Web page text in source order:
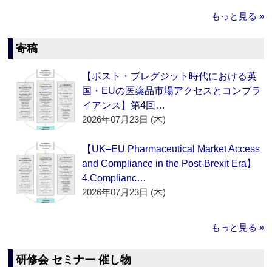
もっと見る »
寄稿
【ポスト・ブレグジット時代における英
国・EUの医薬品市場アクセスとコンプラ
イアンス】第4回…
2026年07月23日 (木)
【UK–EU Pharmaceutical Market Access
and Compliance in the Post-Brexit Era】
4.Complianc…
2026年07月23日 (木)
もっと見る »
研修会 セミナー 催し物